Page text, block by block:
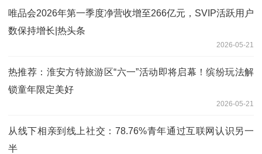
唯品会2026年第一季度净营收增至266亿元，SVIP活跃用户
数保持增长|热头条
2026-05-21
热推荐：淮安方特旅游区“六一”活动即将启幕！缤纷玩法解
锁童年限定美好
2026-05-21
从线下相亲到线上社交：78.76%青年通过互联网认识另一
半